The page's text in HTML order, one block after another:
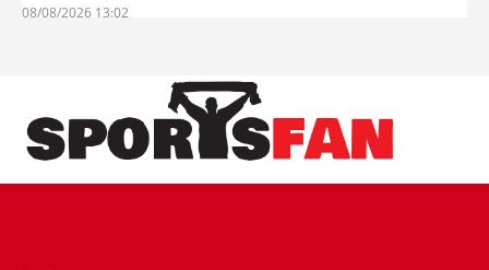
08/08/2026 13:02